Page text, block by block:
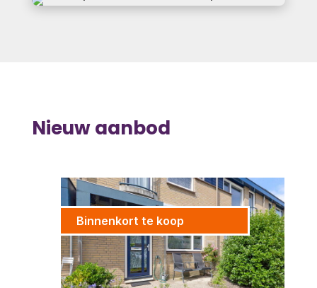
Nieuw aanbod